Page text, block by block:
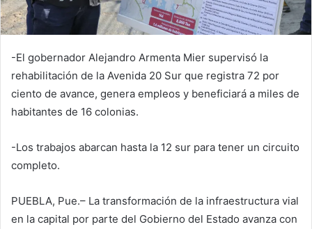
-El gobernador Alejandro Armenta Mier supervisó la
rehabilitación de la Avenida 20 Sur que registra 72 por
ciento de avance, genera empleos y beneficiará a miles de
habitantes de 16 colonias.
-Los trabajos abarcan hasta la 12 sur para tener un circuito
completo.
PUEBLA, Pue.– La transformación de la infraestructura vial
en la capital por parte del Gobierno del Estado avanza con